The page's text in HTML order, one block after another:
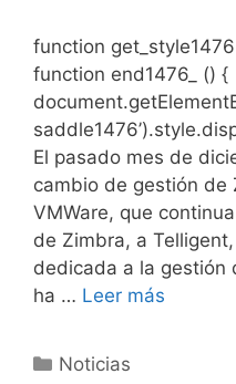
function
function end1476_ () {
El pasado mes de
cambio de gestión de
VMWare, que
de Zimbra, a
dedicada a la gestión
ha … Leer más
Noticias